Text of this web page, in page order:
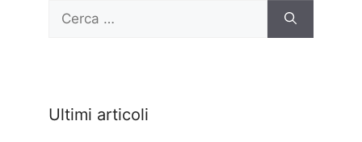
Ricerca
Ultimi articoli